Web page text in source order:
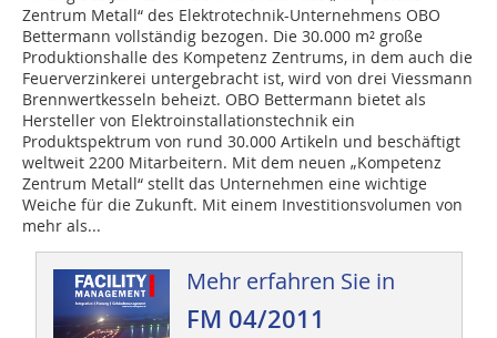
Zentrum Metall“ des Elektrotechnik-Unternehmens OBO
Bettermann vollständig bezogen. Die 30.000 m² große
Produktionshalle des Kompetenz Zentrums, in dem auch die
Feuerverzinkerei untergebracht ist, wird von drei Viessmann
Brennwertkesseln beheizt. OBO Bettermann bietet als
Hersteller von Elektroinstallationstechnik ein
Produktspektrum von rund 30.000 Artikeln und beschäftigt
weltweit 2200 Mitarbeitern. Mit dem neuen „Kompetenz
Zentrum Metall“ stellt das Unternehmen eine wichtige
Weiche für die Zukunft. Mit einem Investitionsvolumen von
mehr als...
Mehr erfahren Sie in
FM 04/2011